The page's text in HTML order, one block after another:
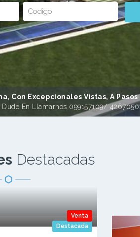
Con Excepcionales Vistas, A Pasos
En Llamarnos 099157109/
Destacadas
Destacada
Venta